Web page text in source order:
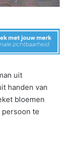
uit
handen van
bloemen
te